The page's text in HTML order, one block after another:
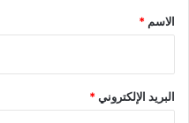
*
الاسم *
البريد الإلكتروني*